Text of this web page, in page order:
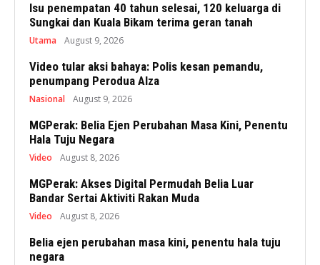
Isu penempatan 40 tahun selesai, 120 keluarga di
Sungkai dan Kuala Bikam terima geran tanah
Utama August 9, 2026
Video tular aksi bahaya: Polis kesan pemandu,
penumpang Perodua Alza
Nasional August 9, 2026
MGPerak: Belia Ejen Perubahan Masa Kini, Penentu
Hala Tuju Negara
Video August 8, 2026
MGPerak: Akses Digital Permudah Belia Luar
Bandar Sertai Aktiviti Rakan Muda
Video August 8, 2026
Belia ejen perubahan masa kini, penentu hala tuju
negara